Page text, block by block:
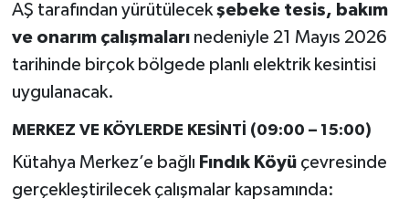
AŞ tarafından yürütülecekşebeke tesis, bakım
ve onarım çalışmalarınedeniyle 21 Mayıs 2026
tarihinde birçok bölgede planlı elektrik kesintisi
uygulanacak.
MERKEZ VE KÖYLERDE KESİNTİ (09:00 – 15:00)
Kütahya Merkez’e bağlı Fındık Köyüçevresinde
gerçekleştirilecek çalışmalar kapsamında:
Siyaset
Spor
Vasıta